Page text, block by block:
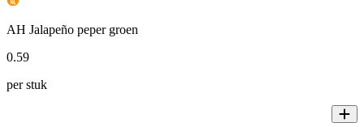
AH Jalapeño peper groen
0.59
per stuk